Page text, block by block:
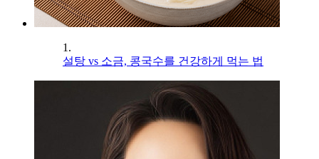
1.
설탕 vs 소금, 콩국수를 건강하게 먹는 법